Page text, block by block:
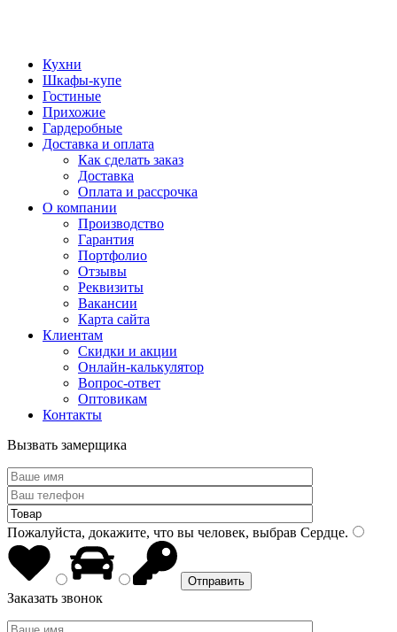
Кухни
Шкафы-купе
Гостиные
Прихожие
Гардеробные
Доставка и оплата
Как сделать заказ
Доставка
Оплата и рассрочка
О компании
Производство
Гарантия
Портфолио
Отзывы
Реквизиты
Вакансии
Карта сайта
Клиентам
Скидки и акции
Онлайн-калькулятор
Вопрос-ответ
Оптовикам
Контакты
Вызвать замерщика
Пожалуйста, докажите, что вы человек, выбрав Сердце.
Заказать звонок